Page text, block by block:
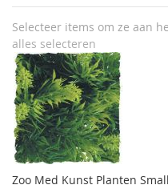
Selecteer items om ze aan
alles selecteren
Zoo Med Kunst Planten